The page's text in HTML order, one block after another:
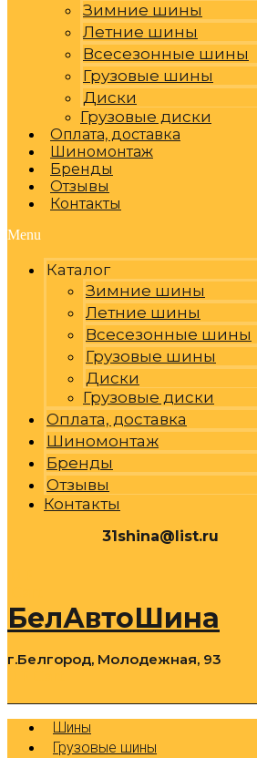
Зимние шины
Летние шины
Всесезонные шины
Грузовые шины
Диски
Грузовые диски
Оплата, доставка
Шиномонтаж
Бренды
Отзывы
Контакты
Menu
Каталог
Зимние шины
Летние шины
Всесезонные шины
Грузовые шины
Диски
Грузовые диски
Оплата, доставка
Шиномонтаж
Бренды
Отзывы
Контакты
31shina@list.ru
БелАвтоШина
г.Белгород, Молодежная, 93
Шины
Грузовые шины